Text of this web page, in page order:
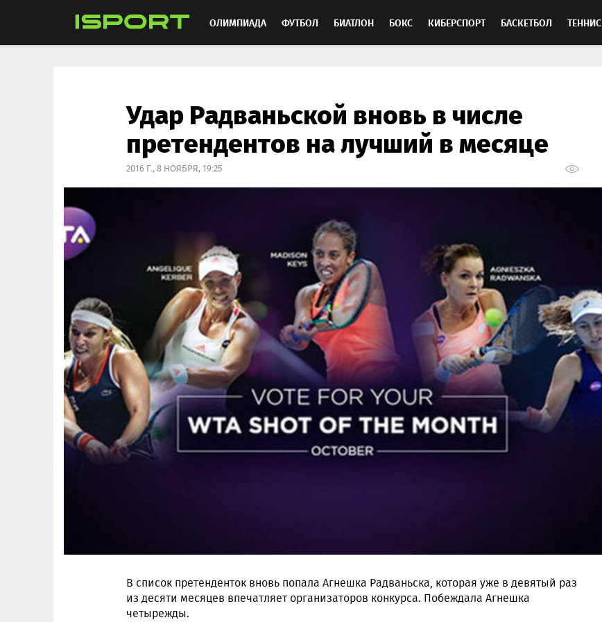
ОЛИМПИАДА ФУТБОЛ БИАТЛОН БОКС КИБЕРСПОРТ БАСКЕТБОЛ ТЕННИС
Удар Радваньской вновь в числе
претендентов на лучший в месяце
2016 Г., 8 НОЯБРЯ, 19:25
В список претенденток вновь попала Агнешка Радваньска, которая уже в девятый раз
из десяти месяцев впечатляет организаторов конкурса. Побеждала Агнешка
четырежды.